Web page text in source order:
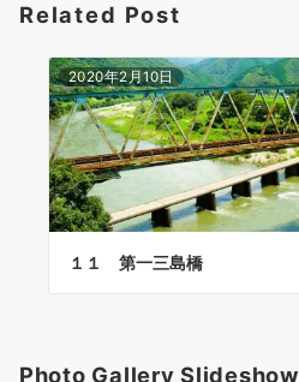
Related Post
2020年2月10日
１１ 第一三島橋
Photo Gallery Slideshow